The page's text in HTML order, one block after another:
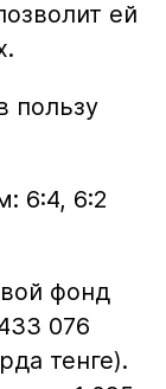
ей
пользу
6:4, 6:2
фонд
076
тенге).